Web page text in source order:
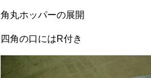
角丸ホッパーの展開
四角の口にはR付き